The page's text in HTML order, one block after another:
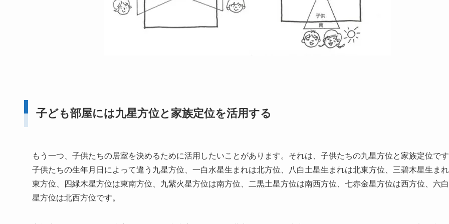
子ども部屋には九星方位と家族定位を活用する
もう一つ、子供たちの居室を決めるために活用したいことがあります。それは、子供たちの九星方位と家族定位です
子供たちの生年月日によって違う九星方位、一白水星生まれは北方位、八白土星生まれは北東方位、三碧木星生ま
東方位、四緑木星方位は東南方位、九紫火星方位は南方位、二黒土星方位は南西方位、七赤金星方位は西方位、六
星方位は北西方位です。